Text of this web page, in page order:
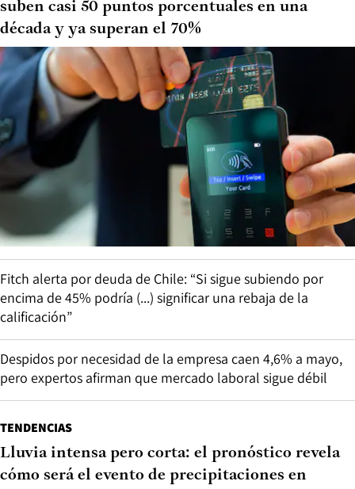
suben casi 50 puntos porcentuales en una
década y ya superan el 70%
Fitch alerta por deuda de Chile: “Si sigue subiendo por
encima de 45% podría (...) significar una rebaja de la
calificación”
Despidos por necesidad de la empresa caen 4,6% a mayo,
pero expertos afirman que mercado laboral sigue débil
TENDENCIAS
Lluvia intensa pero corta: el pronóstico revela
cómo será el evento de precipitaciones en